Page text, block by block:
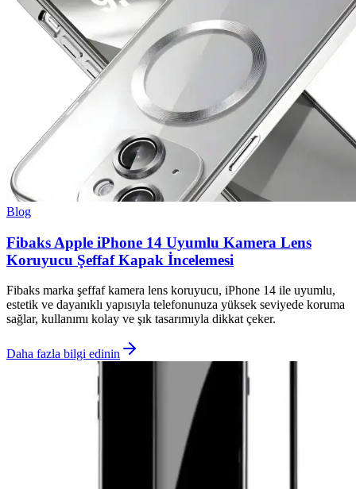
Blog
Fibaks Apple iPhone 14 Uyumlu Kamera Lens
Koruyucu Şeffaf Kapak İncelemesi
Fibaks marka şeffaf kamera lens koruyucu, iPhone 14 ile uyumlu,
estetik ve dayanıklı yapısıyla telefonunuza yüksek seviyede koruma
sağlar, kullanımı kolay ve şık tasarımıyla dikkat çeker.
Daha fazla bilgi edinin